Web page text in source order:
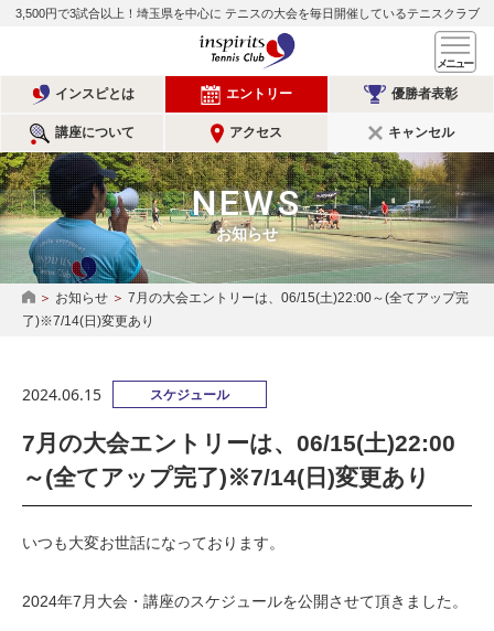
3,500円で3試合以上！埼玉県を中心に テニスの大会を毎日開催しているテニスクラブ
インスピリッツテニスクラ
インスピとは エントリー 優勝者表彰
講座について アクセス キャンセル
NEWS
お知らせ
HOMEお知らせ
7月の大会エントリーは、06/15(土)22:00～(全てアップ完
了)※7/14(日)変更あり
2024.06.15 スケジュール
7月の大会エントリーは、06/15(土)22:00
～(全てアップ完了)※7/14(日)変更あり
いつも大変お世話になっております。
2024年7月大会・講座のスケジュールを公開させて頂きました。